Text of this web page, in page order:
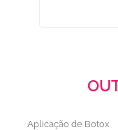
Aplicação de Botox